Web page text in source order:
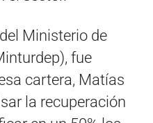
Ministerio de
fue
cartera, Matías
la recuperación